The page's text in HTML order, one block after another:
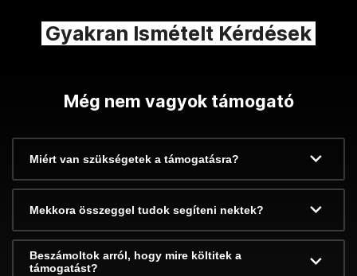
Gyakran Ismételt Kérdések
Még nem vagyok támogató
Miért van szükségetek a támogatásra?
Mekkora összeggel tudok segíteni nektek?
Beszámoltok arról, hogy mire költitek a
támogatást?